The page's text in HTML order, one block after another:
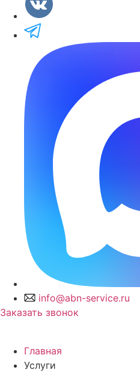
info@abn-service.ru
Заказать звонок
Главная
Услуги